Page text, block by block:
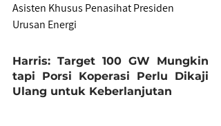
Asisten Khusus Penasihat Presiden
Urusan Energi
Harris: Target 100 GW Mungkin
tapi Porsi Koperasi Perlu Dikaji
Ulang untuk Keberlanjutan